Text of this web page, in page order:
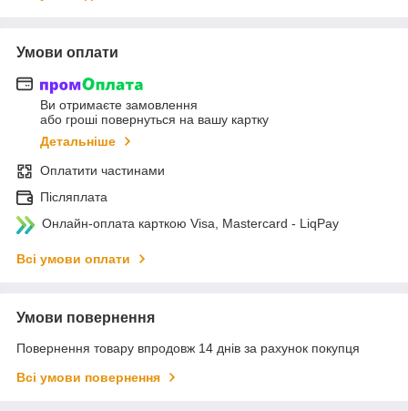
Умови оплати
Ви отримаєте замовлення
або гроші повернуться на вашу картку
Детальніше
Оплатити частинами
Післяплата
Онлайн-оплата карткою Visa, Mastercard - LiqPay
Всі умови оплати
Умови повернення
Повернення товару впродовж 14 днів за рахунок покупця
Всі умови повернення